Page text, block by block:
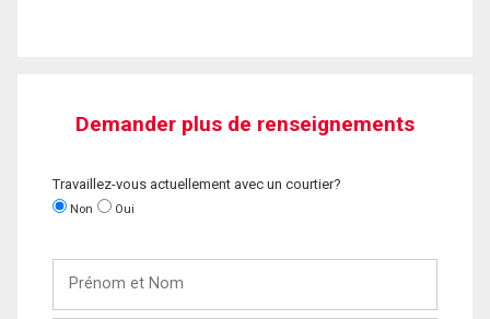
Demander plus de renseignements
Travaillez-vous actuellement avec un courtier?
Non Oui
Nom